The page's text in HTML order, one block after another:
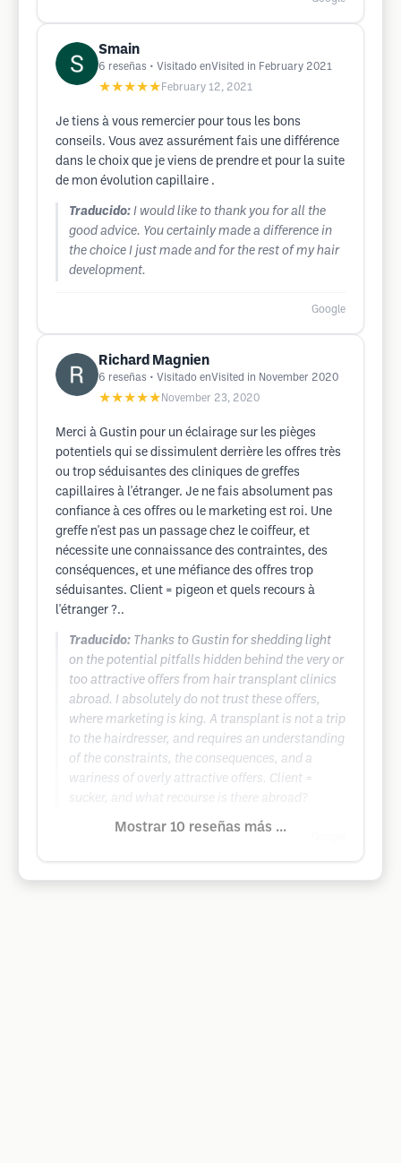
Smain
6 reseñas • Visitado enVisited in February 2021
★★★★★ February 12, 2021
Je tiens à vous remercier pour tous les bons
conseils. Vous avez assurément fais une différence
dans le choix que je viens de prendre et pour la suite
de mon évolution capillaire .
Traducido: I would like to thank you for all the
good advice. You certainly made a difference in
the choice I just made and for the rest of my hair
development.
Google
Richard Magnien
6 reseñas • Visitado enVisited in November 2020
★★★★★ November 23, 2020
Merci à Gustin pour un éclairage sur les pièges
potentiels qui se dissimulent derrière les offres très
ou trop séduisantes des cliniques de greffes
capillaires à l'étranger. Je ne fais absolument pas
confiance à ces offres ou le marketing est roi. Une
greffe n'est pas un passage chez le coiffeur, et
nécessite une connaissance des contraintes, des
conséquences, et une méfiance des offres trop
séduisantes. Client = pigeon et quels recours à
l'étranger ?..
Traducido: Thanks to Gustin for shedding light
on the potential pitfalls hidden behind the very or
too attractive offers from hair transplant clinics
abroad. I absolutely do not trust these offers,
where marketing is king. A transplant is not a trip
to the hairdresser, and requires an understanding
of the constraints, the consequences, and a
wariness of overly attractive offers. Client =
sucker, and what recourse is there abroad?
Mostrar 10 reseñas más ...